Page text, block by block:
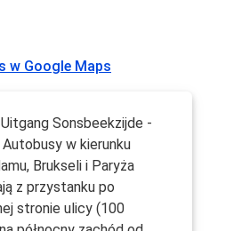
w Google Maps
Sonsbeekzijde -
Autobusy w kierunku
Brukseli i Paryża
z przystanku po
stronie ulicy (100